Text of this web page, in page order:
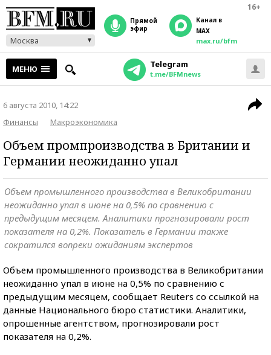
16+
Москва
прямой
эфир
Канал в
MAX
max.ru/bfm
МЕНЮ Telegram
t.me/BFMnews
6 августа 2010, 14:22
Финансы
Макроэкономика
Объем промпроизводства в Британии и
Германии неожиданно упал
Объем промышленного производства в Великобритании
неожиданно упал в июне на 0,5% по сравнению с
предыдущим месяцем. Аналитики прогнозировали рост
показателя на 0,2%. Показатель в Германии также
сократился вопреки ожиданиям экспертов
Объем промышленного производства в Великобритании
неожиданно упал в июне на 0,5% по сравнению с
предыдущим месяцем, сообщает Reuters со ссылкой на
данные Национального бюро статистики. Аналитики,
опрошенные агентством, прогнозировали рост
показателя на 0,2%.